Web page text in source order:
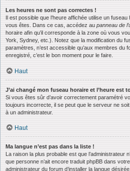
Les heures ne sont pas correctes !
Il est possible que l’heure affichée utilise un
vous êtes. Dans ce cas, accédez au panneau de
horaire afin qu’il corresponde à la zone où vous
York, Sydney, etc.). Notez que la modification du
paramètres, n’est accessible qu’aux membres du
enregistré, c’est le bon moment pour le faire.
Haut
J’ai changé mon fuseau horaire et l’heure est
Si vous êtes sûr d’avoir correctement paramétré
toujours incorrecte, il se peut que le serveur ne
à un administrateur.
Haut
Ma langue n’est pas dans la liste !
La raison la plus probable est que l’administrateur
que personne n’ait encore traduit phpBB dans
administrateur du forum d’installer la langue